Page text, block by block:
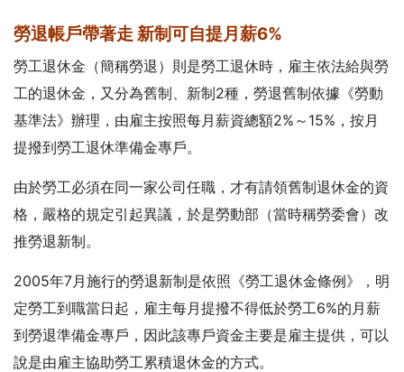
勞退帳戶帶著走 新制可自提月薪6%
勞工退休金（簡稱勞退）則是勞工退休時，雇主依法給與勞
工的退休金，又分為舊制、新制2種，勞退舊制依據《勞動
基準法》辦理，由雇主按照每月薪資總額2%～15%，按月
提撥到勞工退休準備金專戶。
由於勞工必須在同一家公司任職，才有請領舊制退休金的資
格，嚴格的規定引起異議，於是勞動部（當時稱勞委會）改
推勞退新制。
2005年7月施行的勞退新制是依照《勞工退休金條例》，明
定勞工到職當日起，雇主每月提撥不得低於勞工6%的月薪
到勞退準備金專戶，因此該專戶資金主要是雇主提供，可以
說是由雇主協助勞工累積退休金的方式。